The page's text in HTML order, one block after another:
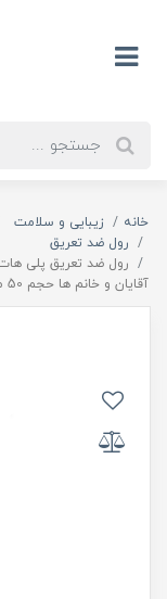
خانه زیبایی و سلامت
رول ضد تعریق
آقایان و خانم ها حجم 50 میلی لیتر